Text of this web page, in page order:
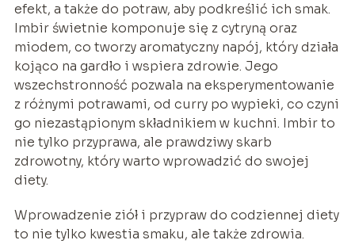
efekt, a także do potraw, aby podkreślić ich smak.
Imbir świetnie komponuje się z cytryną oraz
miodem, co tworzy aromatyczny napój, który działa
kojąco na gardło i wspiera zdrowie. Jego
wszechstronność pozwala na eksperymentowanie
z różnymi potrawami, od curry po wypieki, co czyni
go niezastąpionym składnikiem w kuchni. Imbir to
nie tylko przyprawa, ale prawdziwy skarb
zdrowotny, który warto wprowadzić do swojej
diety.
Wprowadzenie ziół i przypraw do codziennej diety
to nie tylko kwestia smaku, ale także zdrowia.